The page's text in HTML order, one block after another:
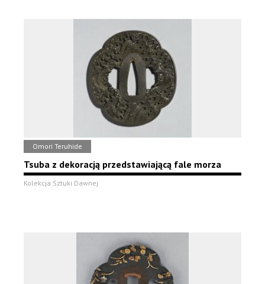
Omori Teruhide
Tsuba z dekoracją przedstawiającą fale morza
Kolekcja Sztuki Dawnej